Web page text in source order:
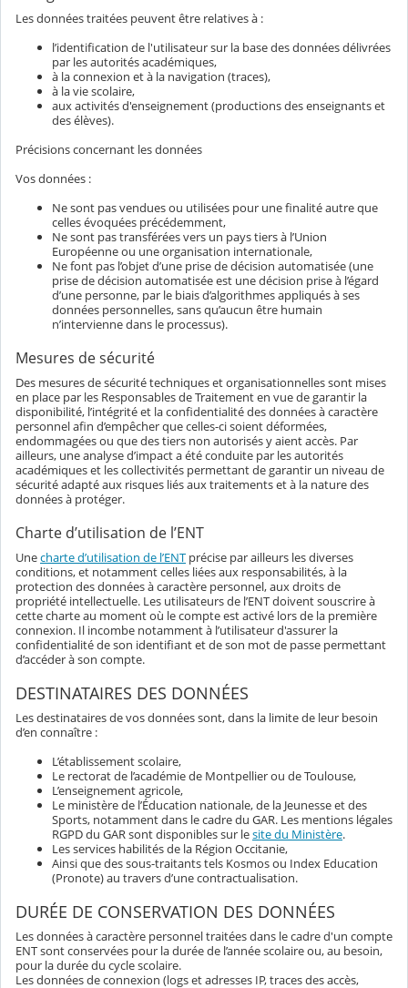
Les données traitées peuvent être relatives à :
l’identification de l'utilisateur sur la base des données délivrées
par les autorités académiques,
à la connexion et à la navigation (traces),
à la vie scolaire,
aux activités d'enseignement (productions des enseignants et
des élèves).
Précisions concernant les données
Vos données :
Ne sont pas vendues ou utilisées pour une finalité autre que
celles évoquées précédemment,
Ne sont pas transférées vers un pays tiers à l’Union
Européenne ou une organisation internationale,
Ne font pas l’objet d’une prise de décision automatisée (une
prise de décision automatisée est une décision prise à l’égard
d’une personne, par le biais d’algorithmes appliqués à ses
données personnelles, sans qu’aucun être humain
n’intervienne dans le processus).
Mesures de sécurité
Des mesures de sécurité techniques et organisationnelles sont mises
en place par les Responsables de Traitement en vue de garantir la
disponibilité, l’intégrité et la confidentialité des données à caractère
personnel afin d’empêcher que celles-ci soient déformées,
endommagées ou que des tiers non autorisés y aient accès. Par
ailleurs, une analyse d’impact a été conduite par les autorités
académiques et les collectivités permettant de garantir un niveau de
sécurité adapté aux risques liés aux traitements et à la nature des
données à protéger.
Charte d’utilisation de l’ENT
Unecharte d’utilisation de l’ENT précise par ailleurs les diverses
conditions, et notamment celles liées aux responsabilités, à la
protection des données à caractère personnel, aux droits de
propriété intellectuelle. Les utilisateurs de l’ENT doivent souscrire à
cette charte au moment où le compte est activé lors de la première
connexion. Il incombe notamment à l’utilisateur d'assurer la
confidentialité de son identifiant et de son mot de passe permettant
d’accéder à son compte.
DESTINATAIRES DES DONNÉES
Les destinataires de vos données sont, dans la limite de leur besoin
d’en connaître :
L’établissement scolaire,
Le rectorat de l’académie de Montpellier ou de Toulouse,
L’enseignement agricole,
Le ministère de l’Éducation nationale, de la Jeunesse et des
Sports, notamment dans le cadre du GAR. Les mentions légales
RGPD du GAR sont disponibles sur lesite du Ministère.
Les services habilités de la Région Occitanie,
Ainsi que des sous-traitants tels Kosmos ou Index Education
(Pronote) au travers d’une contractualisation.
DURÉE DE CONSERVATION DES DONNÉES
Les données à caractère personnel traitées dans le cadre d'un compte
ENT sont conservées pour la durée de l’année scolaire ou, au besoin,
pour la durée du cycle scolaire.
Les données de connexion (logs et adresses IP, traces des accès,